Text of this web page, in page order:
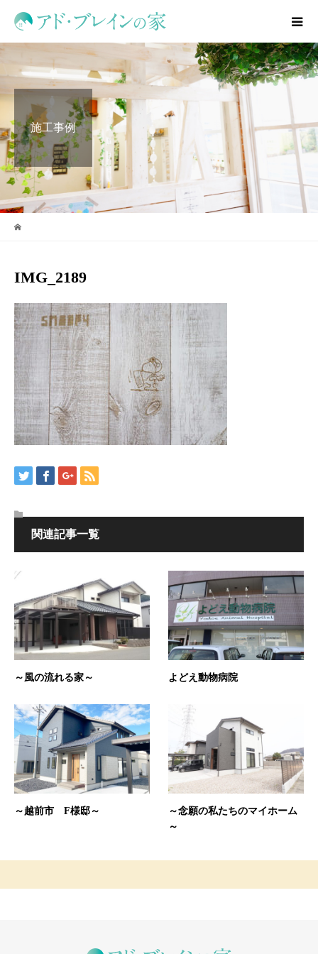
施工事例
IMG_2189
関連記事一覧
～風の流れる家～ よどえ動物病院
～越前市 F様邸～
～念願の私たちのマイホーム
～